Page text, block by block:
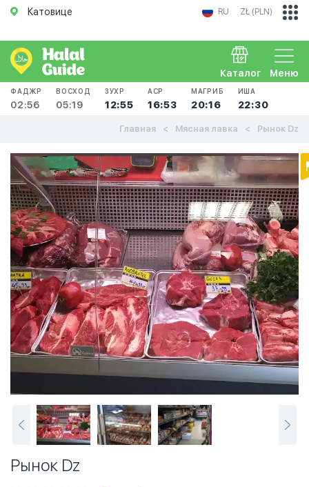
Катовице RU ZŁ (PLN)
Меню
Каталог
ФАДЖР
02:56
ВОСХОД
05:19
ЗУХР
12:55
АСР
16:53
МАГРИБ
20:16
ИША
22:30
Главная Мясная лавка Рынок Dz
Рынок Dz